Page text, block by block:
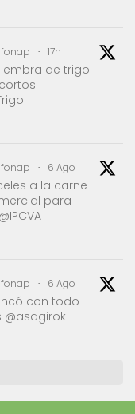
· 17h
de trigo
· 6 Ago
a la carne
para
· 6 Ago
con todo
@asagirok